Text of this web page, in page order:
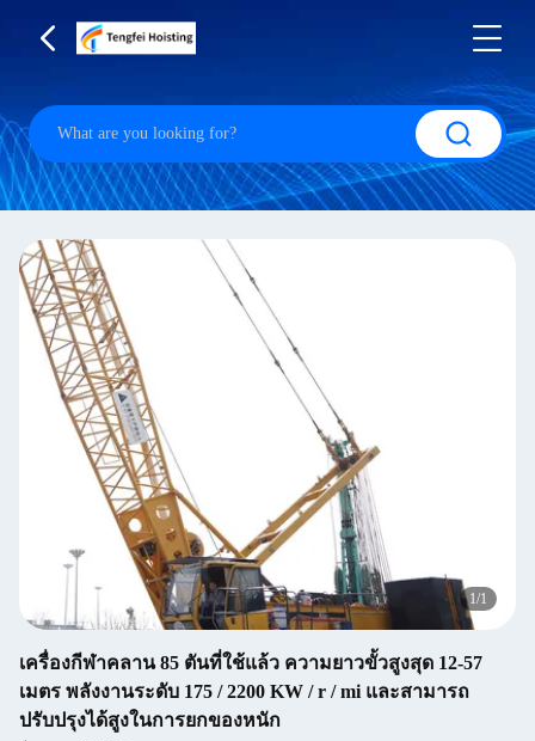
1/1
เครื่องกีฬาคลาน 85 ตันที่ใช้แล้ว ความยาวขั้วสูงสุด 12-57
เมตร พลังงานระดับ 175 / 2200 KW / r / mi และสามารถ
ปรับปรุงได้สูงในการยกของหนัก